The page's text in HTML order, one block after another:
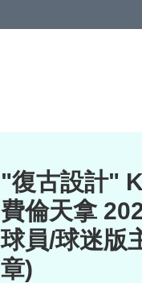
"復古設計"
費倫天拿
球員/球迷版
章)